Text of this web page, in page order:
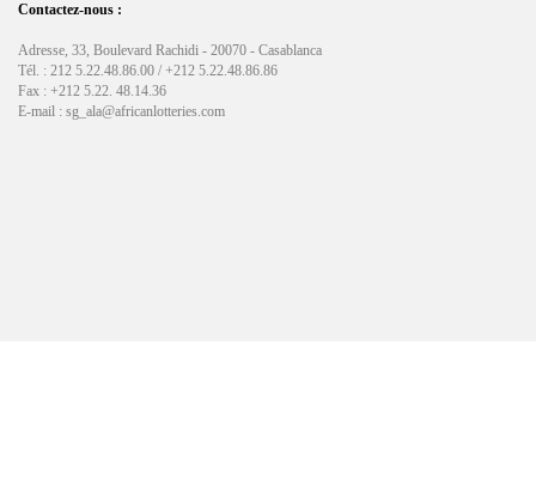
Contactez-nous :
Adresse, 33, Boulevard Rachidi - 20070 - Casablanca
Tél. : 212 5.22.48.86.00 / +212 5.22.48.86.86
Fax : +212 5.22. 48.14.36
E-mail : sg_ala@africanlotteries.com